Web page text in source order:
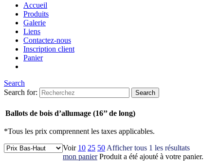
Accueil
Produits
Galerie
Liens
Contactez-nous
Inscription client
Panier
Search
Search for:
Ballots de bois d’allumage (16’’ de long)
*Tous les prix comprennent les taxes applicables.
Voir 10 25 50 Afficher tous 1 les résultats
mon panierProduit a été ajouté à votre panier.